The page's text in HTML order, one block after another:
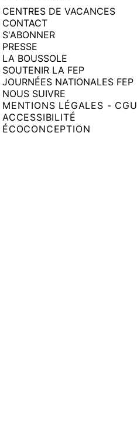
CENTRES DE VACANCES
CONTACT
S'ABONNER
PRESSE
LA BOUSSOLE
SOUTENIR LA FEP
JOURNÉES NATIONALES FEP
NOUS SUIVRE
MENTIONS LÉGALES - CGU
ACCESSIBILITÉ
ÉCOCONCEPTION